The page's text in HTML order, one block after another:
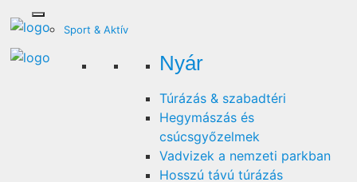
Sport & Aktív
Nyár
Túrázás & szabadtéri
Hegymászás és
csúcsgyőzelmek
Vadvizek a nemzeti parkban
Hosszú távú túrázás